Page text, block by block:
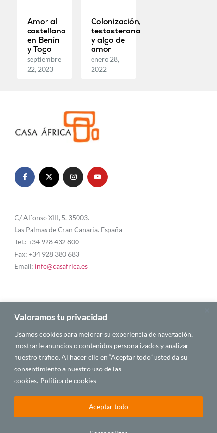
Valoramos tu privacidad
Usamos cookies para mejorar su experiencia de navegación,
mostrarle anuncios o contenidos personalizados y analizar
nuestro tráfico. Al hacer clic en “Aceptar todo” usted da su
consentimiento a nuestro uso de las
cookies. Política de cookies
Aceptar todo
Amor al
castellano
en Benín
y Togo
septiembre
22, 2023
Colonización,
testosterona
y algo de
amor
enero 28,
2022
C/ Alfonso XIII, 5. 35003.
Las Palmas de Gran Canaria. España
Tel.: +34 928 432 800
Fax: +34 928 380 683
Email: info@casafrica.es
Blog
Quiénes somos
Autores
Español